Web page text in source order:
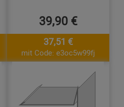
39,90 €
37,51 €
mit Code: e3oc5w99fj